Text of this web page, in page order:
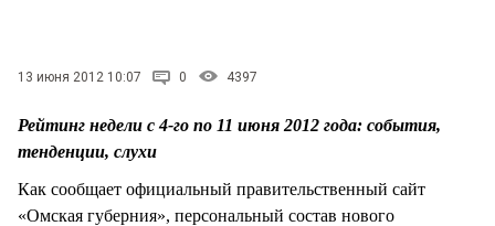
13 июня 2012 10:07 0 4397
Рейтинг недели с 4-го по 11 июня 2012 года: события,
тенденции, слухи
Как сообщает официальный правительственный сайт
«Омская губерния», персональный состав нового